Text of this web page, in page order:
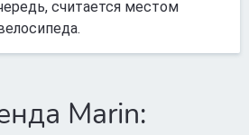
считается местом
Marin: